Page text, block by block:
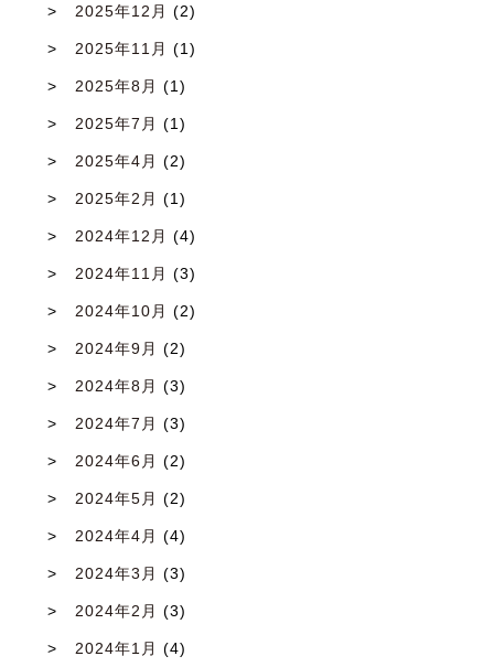
2025年12月 (2)
2025年11月 (1)
2025年8月 (1)
2025年7月 (1)
2025年4月 (2)
2025年2月 (1)
2024年12月 (4)
2024年11月 (3)
2024年10月 (2)
2024年9月 (2)
2024年8月 (3)
2024年7月 (3)
2024年6月 (2)
2024年5月 (2)
2024年4月 (4)
2024年3月 (3)
2024年2月 (3)
2024年1月 (4)